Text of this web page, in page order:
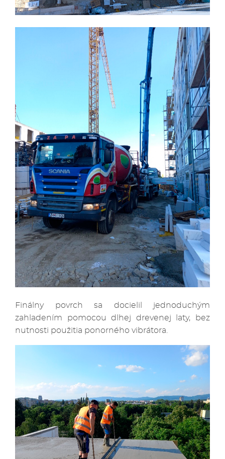
Finálny povrch sa docielil jednoduchým
zahladením pomocou dlhej drevenej laty, bez
nutnosti použitia ponorného vibrátora.